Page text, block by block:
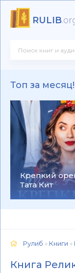
RULIB
Топ за
Крепкий
Тата Кит
Рулиб » Книги »
Книга